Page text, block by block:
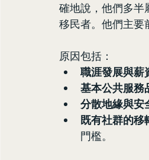
確地說，他們多半
移民者。他們主要
原因包括：
職涯發展與薪
基本公共服務
分散地緣與安
既有社群的移
門檻。